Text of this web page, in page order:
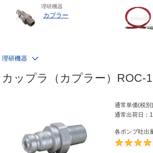
理研機器
カプラー
理研機器
カップラ（カプラー）ROC-
通常単価(税別)
通常出荷日：
各ポンプ吐出